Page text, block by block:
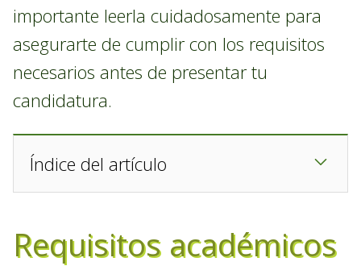
importante leerla cuidadosamente para
asegurarte de cumplir con los requisitos
necesarios antes de presentar tu
candidatura.
Índice del artículo
Requisitos académicos